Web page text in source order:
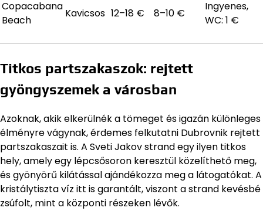
Copacabana
Beach
Kavicsos 12–18 € 8–10 €
Ingyenes,
WC: 1 €
Titkos partszakaszok: rejtett
gyöngyszemek a városban
Azoknak, akik elkerülnék a tömeget és igazán különleges
élményre vágynak, érdemes felkutatni Dubrovnik rejtett
partszakaszait is. A Sveti Jakov strand egy ilyen titkos
hely, amely egy lépcsősoron keresztül közelíthető meg,
és gyönyörű kilátással ajándékozza meg a látogatókat. A
kristálytiszta víz itt is garantált, viszont a strand kevésbé
zsúfolt, mint a központi részeken lévők.